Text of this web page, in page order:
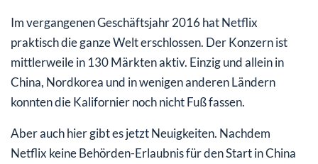
Im vergangenen Geschäftsjahr 2016 hat Netflix
praktisch die ganze Welt erschlossen. Der Konzern ist
mittlerweile in 130 Märkten aktiv. Einzig und allein in
China, Nordkorea und in wenigen anderen Ländern
konnten die Kalifornier noch nicht Fuß fassen.
Aber auch hier gibt es jetzt Neuigkeiten. Nachdem
Netflix keine Behörden-Erlaubnis für den Start in China